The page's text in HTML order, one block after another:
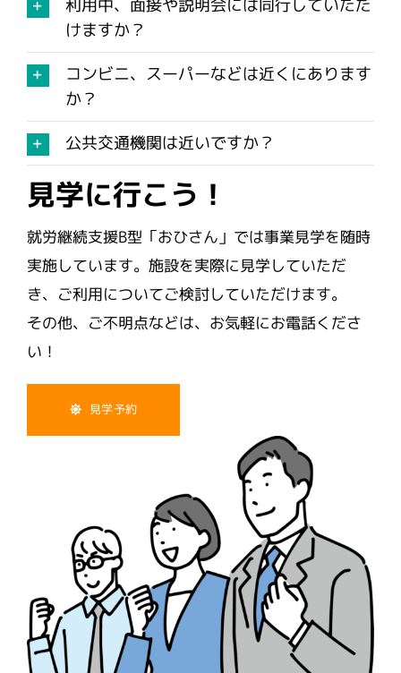
利用中、面接や説明会には同行していただ
けますか？
コンビニ、スーパーなどは近くにあります
か？
公共交通機関は近いですか？
見学に行こう！
就労継続支援B型「おひさん」では事業見学を随時
実施しています。施設を実際に見学していただ
き、ご利用についてご検討していただけます。
その他、ご不明点などは、お気軽にお電話くださ
い！
見学予約